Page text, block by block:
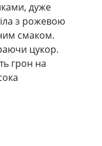
дуже
з рожевою
смаком.
цукор.
грон на